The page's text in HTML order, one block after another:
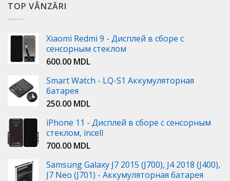
TOP VÂNZĂRI
Xiaomi Redmi 9 - Дисплей в сборе с
сенсорным стеклом
600.00 MDL
Smart Watch - LQ-S1 Аккумуляторная
батарея
250.00 MDL
iPhone 11 - Дисплей в сборе с сенсорным
стеклом, incell
700.00 MDL
Samsung Galaxy J7 2015 (J700), J4 2018 (J400),
J7 Neo (J701) - Аккумуляторная батарея